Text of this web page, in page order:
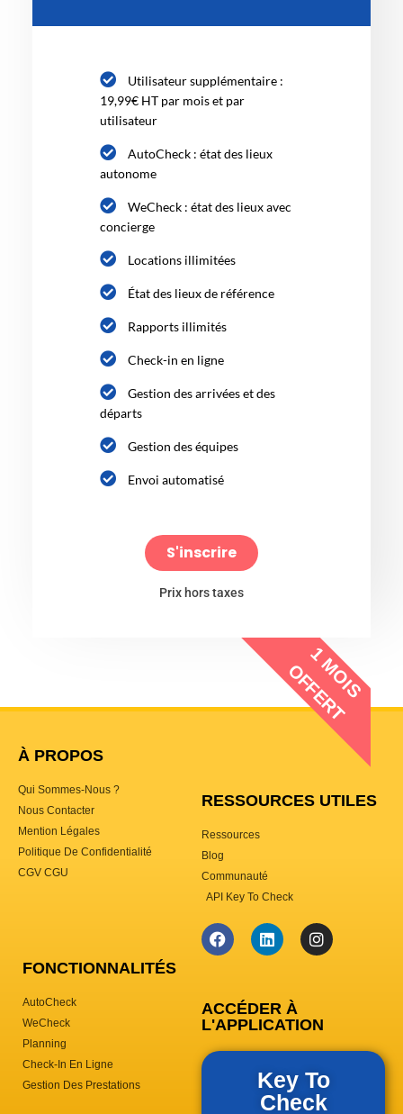
Utilisateur supplémentaire :
19,99€ HT par mois et par
utilisateur
AutoCheck : état des lieux
autonome
WeCheck : état des lieux avec
concierge
Locations illimitées
État des lieux de référence
Rapports illimités
Check-in en ligne
Gestion des arrivées et des
départs
Gestion des équipes
Envoi automatisé
S'inscrire
Prix hors taxes
1 MOIS
OFFERT
À PROPOS
Qui Sommes-Nous ?
Nous Contacter
Mention Légales
Politique De Confidentialité
CGV CGU
RESSOURCES UTILES
Ressources
Blog
Communauté
API Key To Check
FONCTIONNALITÉS
AutoCheck
WeCheck
Planning
Check-In En Ligne
Gestion Des Prestations
ACCÉDER À
L'APPLICATION
Key To
Check